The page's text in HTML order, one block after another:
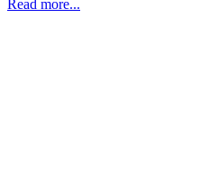
Read more...